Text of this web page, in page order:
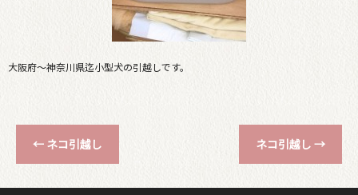
大阪府〜神奈川県迄小型犬の引越しです。
← ネコ引越し ネコ引越し →